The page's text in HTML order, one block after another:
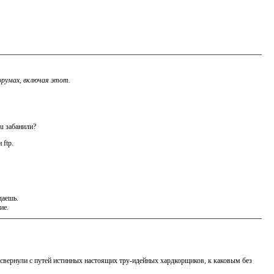
включая этот.
забанили?
ftp.
с путей истинных настоящих тру-идейных хардкорщиков, к каковым без